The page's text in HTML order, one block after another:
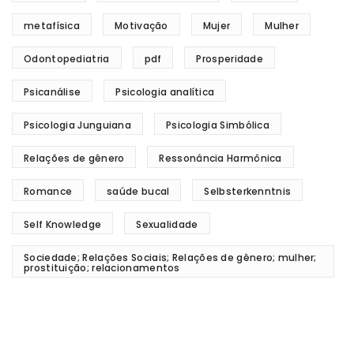
metafísica Motivação Mujer Mulher
Odontopediatria pdf Prosperidade
Psicanálise Psicologia analítica
Psicologia Junguiana Psicologia Simbólica
Relações de gênero Ressonância Harmônica
Romance saúde bucal Selbsterkenntnis
Self Knowledge Sexualidade
Sociedade; Relações Sociais; Relações de gênero; mulher;
prostituição; relacionamentos